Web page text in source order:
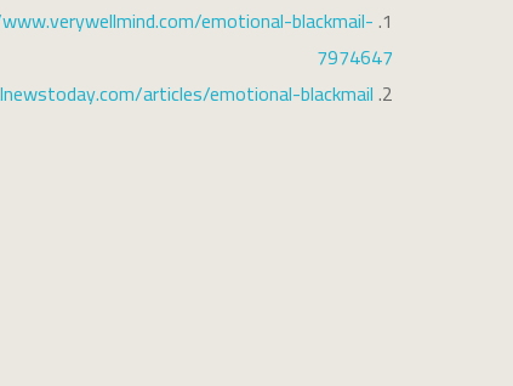
emotional-blackmail-
7974647
articles/emotional-blackmail